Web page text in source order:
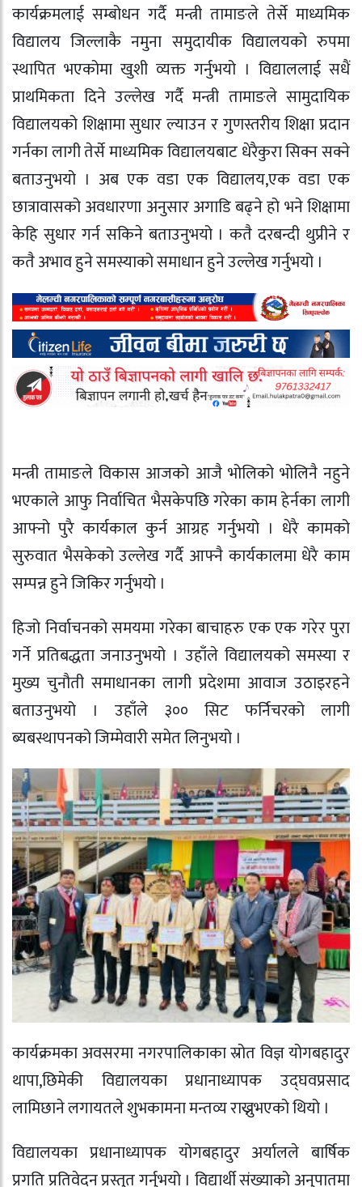
कार्यक्रमलाई सम्बोधन गर्दै मन्त्री तामाङले तेर्से माध्यमिक
विद्यालय जिल्लाकै नमुना समुदायीक विद्यालयको रुपमा
स्थापित भएकोमा खुशी व्यक्त गर्नुभयो । विद्याललाई सधैं
प्राथमिकता दिने उल्लेख गर्दै मन्त्री तामाङले सामुदायिक
विद्यालयको शिक्षामा सुधार ल्याउन र गुणस्तरीय शिक्षा प्रदान
गर्नका लागी तेर्से माध्यमिक विद्यालयबाट धेरैकुरा सिक्न सक्ने
बताउनुभयो । अब एक वडा एक विद्यालय,एक वडा एक
छात्रावासको अवधारणा अनुसार अगाडि बढ्ने हो भने शिक्षामा
केहि सुधार गर्न सकिने बताउनुभयो । कतै दरबन्दी थुप्रीने र
कतै अभाव हुने समस्याको समाधान हुने उल्लेख गर्नुभयो ।
मन्त्री तामाङले विकास आजको आजै भोलिको भोलिनै नहुने
भएकाले आफु निर्वाचित भैसकेपछि गरेका काम हेर्नका लागी
आफ्नो पुरै कार्यकाल कुर्न आग्रह गर्नुभयो । धेरै कामको
सुरुवात भैसकेको उल्लेख गर्दै आफ्नै कार्यकालमा धेरै काम
सम्पन्न हुने जिकिर गर्नुभयो ।
हिजो निर्वाचनको समयमा गरेका बाचाहरु एक एक गरेर पुरा
गर्ने प्रतिबद्धता जनाउनुभयो । उहाँले विद्यालयको समस्या र
मुख्य चुनौती समाधानका लागी प्रदेशमा आवाज उठाइरहने
बताउनुभयो । उहाँले ३०० सिट फर्निचरको लागी
ब्यबस्थापनको जिम्मेवारी समेत लिनुभयो ।
कार्यक्रमका अवसरमा नगरपालिकाका स्रोत विज्ञ योगबहादुर
थापा,छिमेकी विद्यालयका प्रधानाध्यापक उद्घवप्रसाद
लामिछाने लगायतले शुभकामना मन्तव्य राख्नुभएको थियो ।
विद्यालयका प्रधानाध्यापक योगबहादुर अर्यालले बार्षिक
प्रगति प्रतिवेदन प्रस्तुत गर्नुभयो । विद्यार्थी संख्याको अनुपातमा